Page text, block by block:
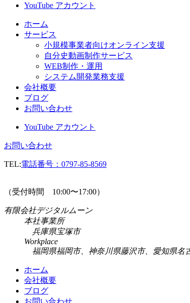
YouTube アカウント
ホーム
サービス
小規模事業者向けオンライン支援
自分史動画制作サービス
WEB制作・運用
システム開発業務支援
会社概要
ブログ
お問い合わせ
YouTube アカウント
お問い合わせ
TEL:電話番号： 0797-85-8569
（受付時間 10:00〜17:00）
有限会社デジタルムーン
本社事業所
兵庫県宝塚市
Workplace
福岡県福岡市、神奈川県藤沢市、愛知県名
ホーム
会社概要
ブログ
お問い合わせ